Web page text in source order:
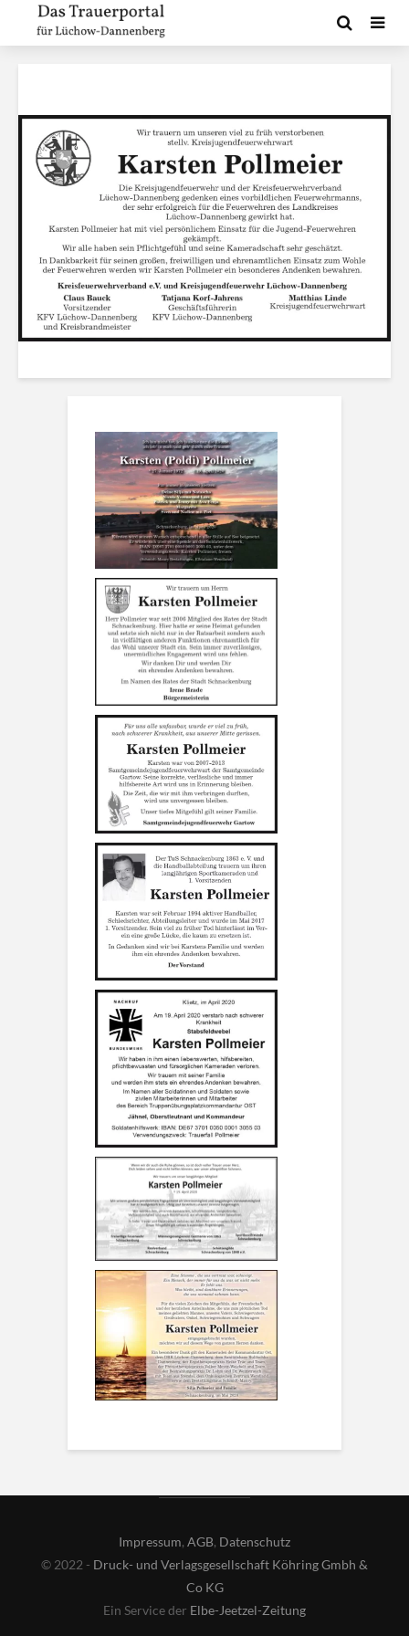
Impressum,AGB, Datenschutz
© 2022 - Druck- und Verlagsgesellschaft Köhring Gmbh &
Co KG
Ein Service der Elbe-Jeetzel-Zeitung